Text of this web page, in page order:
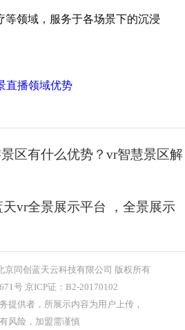
等领域，服务于各场景下的沉浸
直播领域优势
区有什么优势？vr智慧景区解
vr全景展示平台 ，全景展示
京同创蓝天云科技有限公司 版权所有
号 京ICP证：B2-20170102
提供者，所展示内容为用户上传，
风险，加盟需谨慎